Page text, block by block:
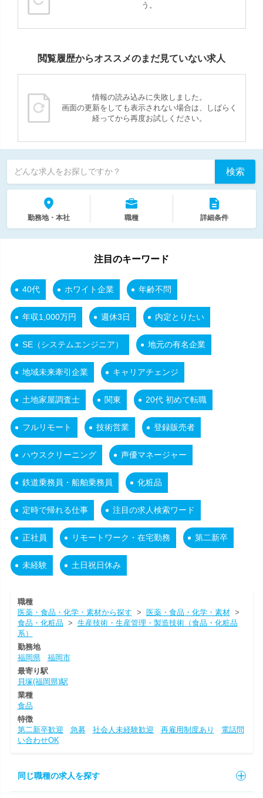
う。
閲覧履歴からオススメのまだ見ていない求人
情報の読み込みに失敗しました。
画面の更新をしても表示されない場合は、しばらく
経ってから再度お試しください。
どんな求人をお探しですか？ 検索
勤務地・本社 職種 詳細条件
注目のキーワード
40代 ホワイト企業 年齢不問
年収1,000万円 週休3日 内定とりたい
SE（システムエンジニア） 地元の有名企業
地域未来牽引企業 キャリアチェンジ
土地家屋調査士 関東 20代 初めて転職
フルリモート 技術営業 登録販売者
ハウスクリーニング 声優マネージャー
鉄道乗務員・船舶乗務員 化粧品
定時で帰れる仕事 注目の求人検索ワード
正社員 リモートワーク・在宅勤務 第二新卒
未経験 土日祝日休み
職種
医薬・食品・化学・素材から探す > 医薬・食品・化学・素材>
食品・化粧品 > 生産技術・生産管理・製造技術（食品・化粧品
系）
勤務地
福岡県
福岡市
最寄り駅
貝塚(福岡県)駅
業種
食品
特徴
第二新卒歓迎
急募 社会人未経験歓迎 再雇用制度あり
電話問
い合わせOK
同じ職種の求人を探す